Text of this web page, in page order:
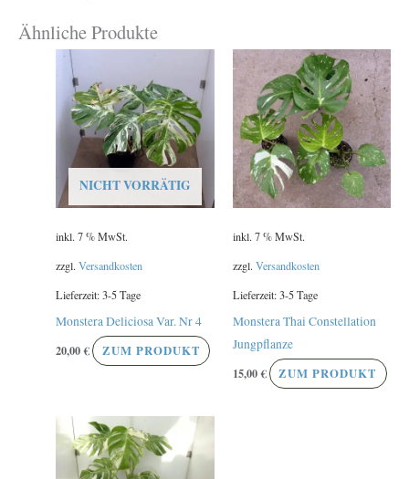
Ähnliche Produkte
NICHT VORRÄTIG
inkl. 7 % MwSt.
zzgl.Versandkosten
Lieferzeit:3-5 Tage
Monstera Deliciosa Var. Nr 4
20,00€ ZUM PRODUKT
inkl. 7 % MwSt.
zzgl. Versandkosten
Lieferzeit:3-5 Tage
Monstera Thai Constellation
Jungpflanze
15,00€ ZUM PRODUKT